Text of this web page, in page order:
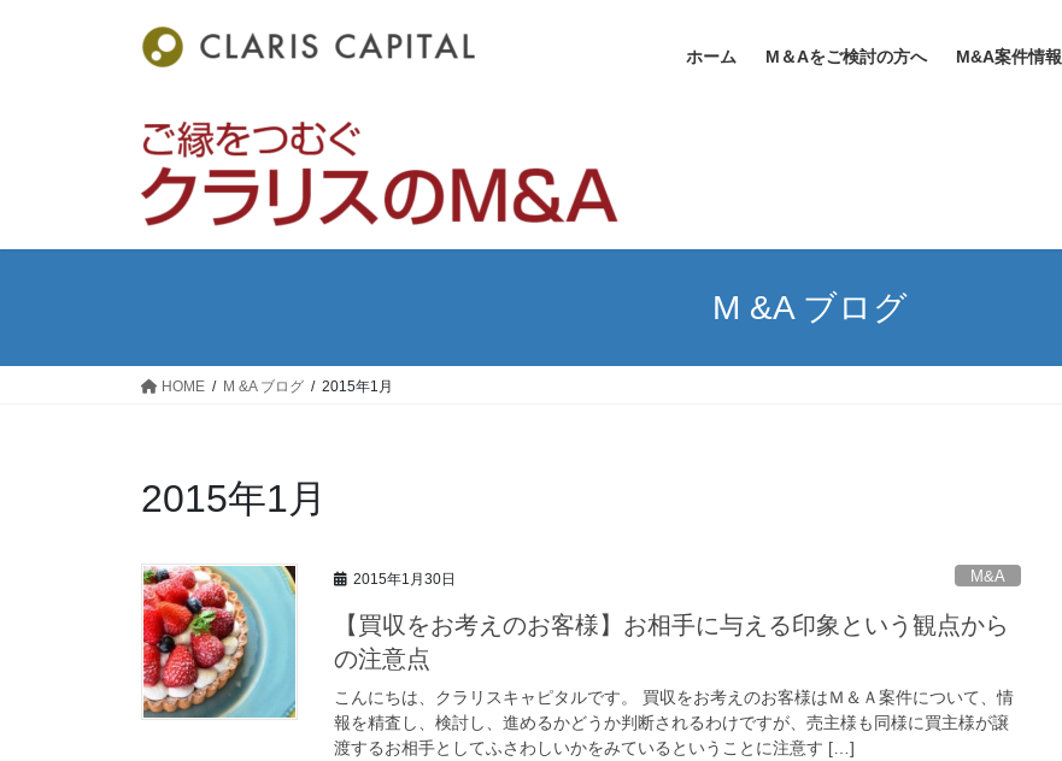
ホーム M＆Aをご検討の方へ M&A案件情報
M &A ブログ
HOME M &A ブログ 2015年1月
2015年1月
2015年1月30日 M&A
【買収をお考えのお客様】お相手に与える印象という観点から
の注意点
こんにちは、クラリスキャピタルです。 買収をお考えのお客様はＭ＆Ａ案件について、情
報を精査し、検討し、進めるかどうか判断されるわけですが、売主様も同様に買主様が譲
渡するお相手としてふさわしいかをみているということに注意す […]